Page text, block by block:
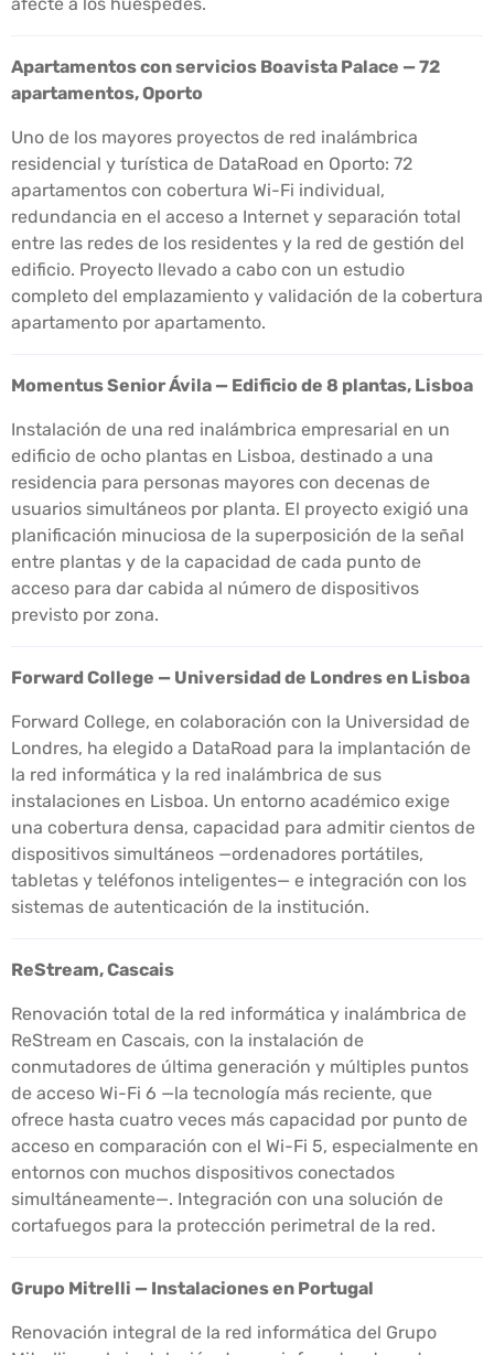
afecte a los huéspedes.
Apartamentos con servicios Boavista Palace — 72
apartamentos, Oporto
Uno de los mayores proyectos de red inalámbrica
residencial y turística de DataRoad en Oporto: 72
apartamentos con cobertura Wi-Fi individual,
redundancia en el acceso a Internet y separación total
entre las redes de los residentes y la red de gestión del
edificio. Proyecto llevado a cabo con un estudio
completo del emplazamiento y validación de la cobertura
apartamento por apartamento.
Momentus Senior Ávila — Edificio de 8 plantas, Lisboa
Instalación de una red inalámbrica empresarial en un
edificio de ocho plantas en Lisboa, destinado a una
residencia para personas mayores con decenas de
usuarios simultáneos por planta. El proyecto exigió una
planificación minuciosa de la superposición de la señal
entre plantas y de la capacidad de cada punto de
acceso para dar cabida al número de dispositivos
previsto por zona.
Forward College — Universidad de Londres en Lisboa
Forward College, en colaboración con la Universidad de
Londres, ha elegido a DataRoad para la implantación de
la red informática y la red inalámbrica de sus
instalaciones en Lisboa. Un entorno académico exige
una cobertura densa, capacidad para admitir cientos de
dispositivos simultáneos —ordenadores portátiles,
tabletas y teléfonos inteligentes— e integración con los
sistemas de autenticación de la institución.
ReStream, Cascais
Renovación total de la red informática y inalámbrica de
ReStream en Cascais, con la instalación de
conmutadores de última generación y múltiples puntos
de acceso Wi-Fi 6 —la tecnología más reciente, que
ofrece hasta cuatro veces más capacidad por punto de
acceso en comparación con el Wi-Fi 5, especialmente en
entornos con muchos dispositivos conectados
simultáneamente—. Integración con una solución de
cortafuegos para la protección perimetral de la red.
Grupo Mitrelli — Instalaciones en Portugal
Renovación integral de la red informática del Grupo